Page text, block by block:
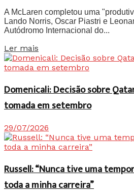
A McLaren completou uma
Lando Norris, Oscar Piastri e
Autódromo Internacional do...
Ler mais
Domenicali: Decisão sobre
tomada em setembro
29/07/2026
Russell: “Nunca tive uma
toda a minha carreira”